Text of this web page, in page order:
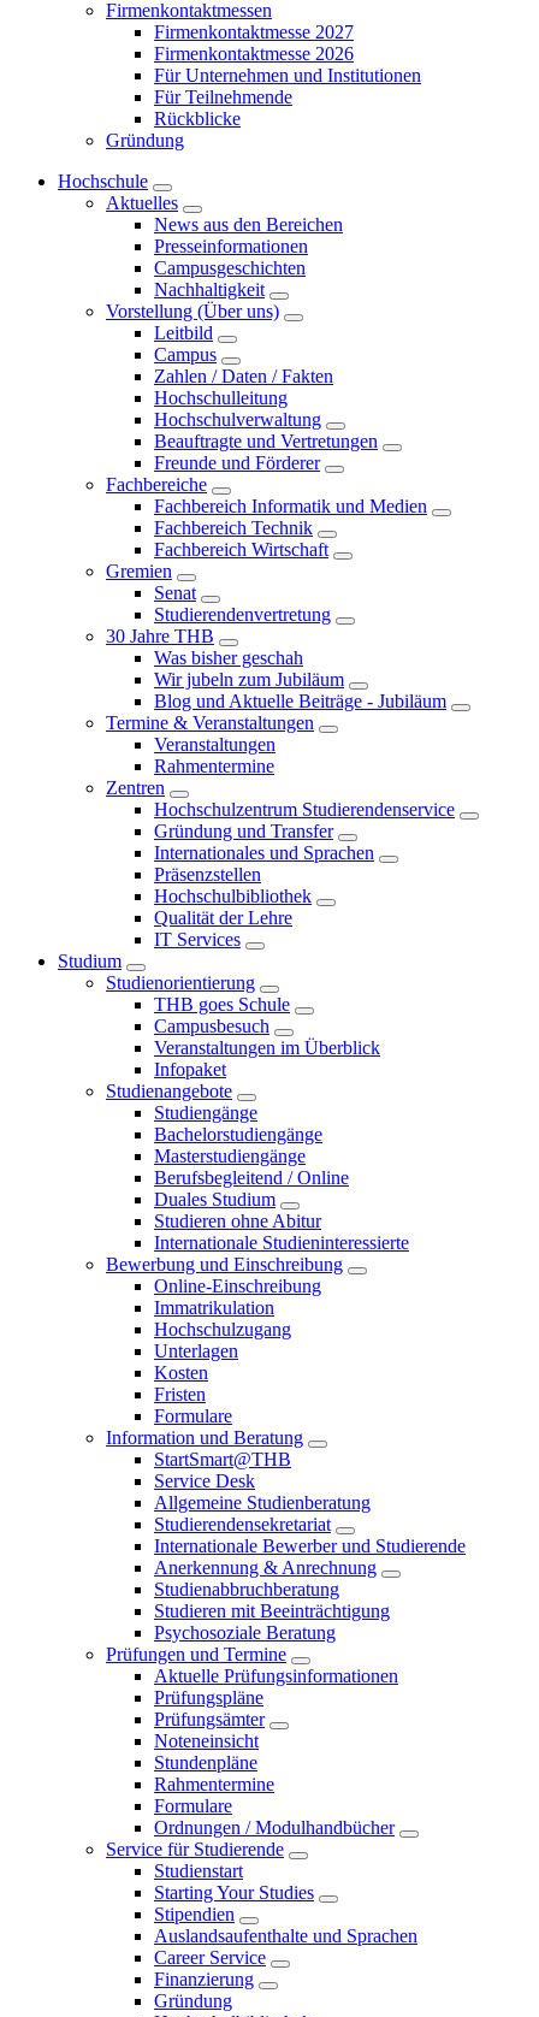
Firmenkontaktmessen
Firmenkontaktmesse 2027
Firmenkontaktmesse 2026
Für Unternehmen und Institutionen
Für Teilnehmende
Rückblicke
Gründung
Hochschule
Aktuelles
News aus den Bereichen
Presseinformationen
Campusgeschichten
Nachhaltigkeit
Vorstellung (Über uns)
Leitbild
Campus
Zahlen / Daten / Fakten
Hochschulleitung
Hochschulverwaltung
Beauftragte und Vertretungen
Freunde und Förderer
Fachbereiche
Fachbereich Informatik und Medien
Fachbereich Technik
Fachbereich Wirtschaft
Gremien
Senat
Studierendenvertretung
30 Jahre THB
Was bisher geschah
Wir jubeln zum Jubiläum
Blog und Aktuelle Beiträge - Jubiläum
Termine & Veranstaltungen
Veranstaltungen
Rahmentermine
Zentren
Hochschulzentrum Studierendenservice
Gründung und Transfer
Internationales und Sprachen
Präsenzstellen
Hochschulbibliothek
Qualität der Lehre
IT Services
Studium
Studienorientierung
THB goes Schule
Campusbesuch
Veranstaltungen im Überblick
Infopaket
Studienangebote
Studiengänge
Bachelorstudiengänge
Masterstudiengänge
Berufsbegleitend / Online
Duales Studium
Studieren ohne Abitur
Internationale Studieninteressierte
Bewerbung und Einschreibung
Online-Einschreibung
Immatrikulation
Hochschulzugang
Unterlagen
Kosten
Fristen
Formulare
Information und Beratung
StartSmart@THB
Service Desk
Allgemeine Studienberatung
Studierendensekretariat
Internationale Bewerber und Studierende
Anerkennung & Anrechnung
Studienabbruchberatung
Studieren mit Beeinträchtigung
Psychosoziale Beratung
Prüfungen und Termine
Aktuelle Prüfungsinformationen
Prüfungspläne
Prüfungsämter
Noteneinsicht
Stundenpläne
Rahmentermine
Formulare
Ordnungen / Modulhandbücher
Service für Studierende
Studienstart
Starting Your Studies
Stipendien
Auslandsaufenthalte und Sprachen
Career Service
Finanzierung
Gründung